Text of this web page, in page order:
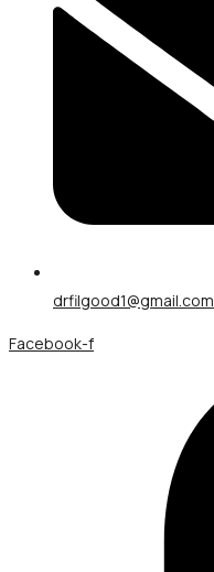
drfilgood1@gmail.com
Facebook-f